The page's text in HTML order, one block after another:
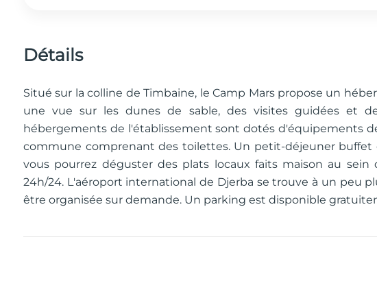
Détails
Situé sur la colline de Timbaine, le Camp Mars propose un
une vue sur les dunes de sable, des visites guidées et
hébergements de l'établissement sont dotés d'équipements
commune comprenant des toilettes. Un petit-déjeuner buffet
vous pourrez déguster des plats locaux faits maison au
24h/24. L'aéroport international de Djerba se trouve à un peu
être organisée sur demande. Un parking est disponible